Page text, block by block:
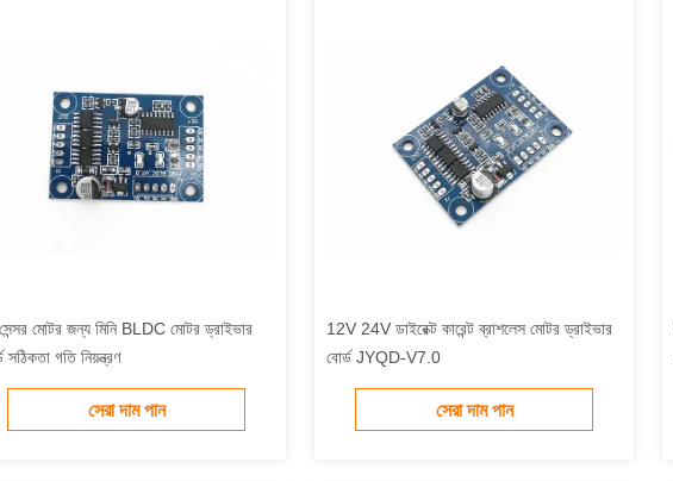
মোটর জন্য মিনি BLDC মোটর ড্রাইভার
সঠিকতা গতি নিয়ন্ত্রণ
সেরা দাম পান
12V 24V ডাইরেক্ট কারেন্ট ব্রাশলেস মোটর ড্রাইভার
বোর্ড JYQD-V7.0
সেরা দাম পান